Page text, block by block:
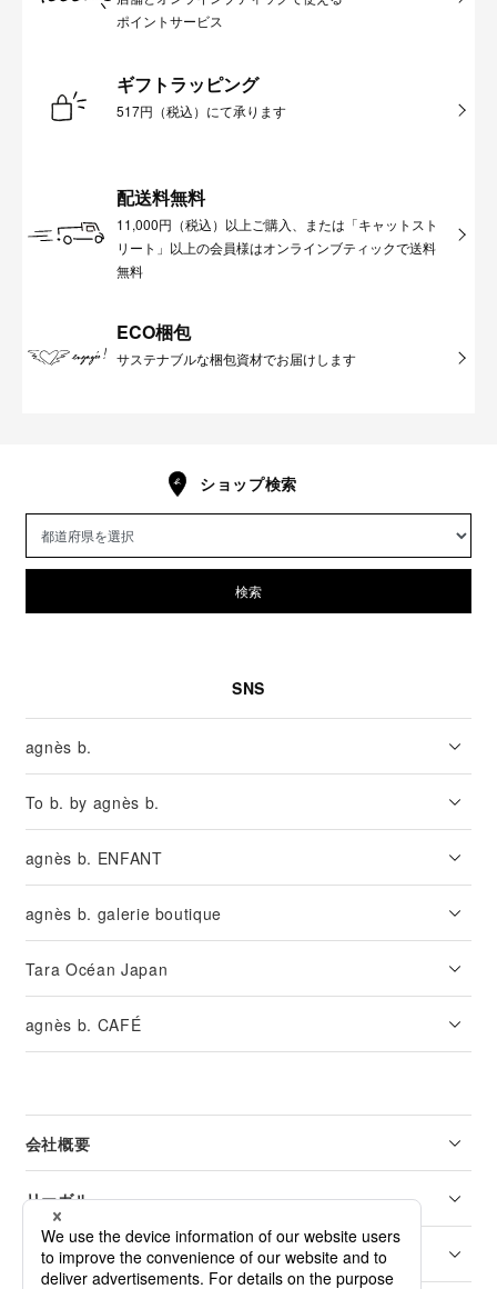
ポイントサービス
ギフトラッピング
517円（税込）にて承ります
配送料無料
11,000円（税込）以上ご購入、または「キャットスト
リート」以上の会員様はオンラインブティックで送料
無料
ECO梱包
サステナブルな梱包資材でお届けします
ショップ検索
検索
SNS
agnès b.
To b. by agnès b.
agnès b. ENFANT
agnès b. galerie boutique
Tara Océan Japan
agnès b. CAFÉ
会社概要
リーガル
カスタマーサービス